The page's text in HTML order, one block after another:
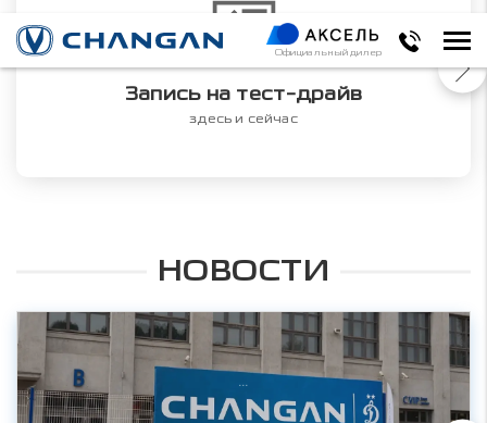
Официальный дилер
Запись на тест-драйв
здесь и сейчас
НОВОСТИ